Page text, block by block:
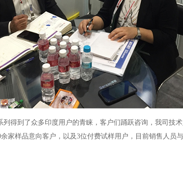
得到了众多印度用户的青睐，客户们踊跃咨询，我司技
家样品意向客户，以及3位付费试样用户，目前销售人员